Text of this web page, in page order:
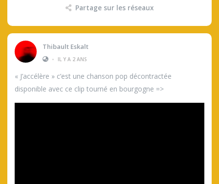
Partage sur les réseaux
Thibault Eskalt
•
IL Y A 2 ANS
« J’accélère » c’est une chanson pop décontractée
disponible avec ce clip tourné en bourgogne =>